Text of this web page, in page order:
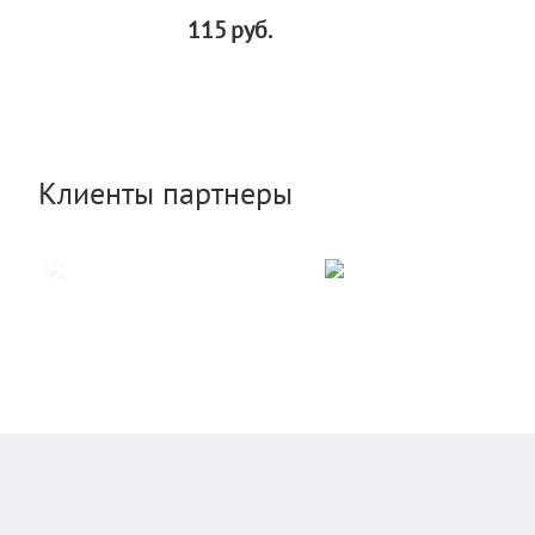
115руб.
Клиенты партнеры